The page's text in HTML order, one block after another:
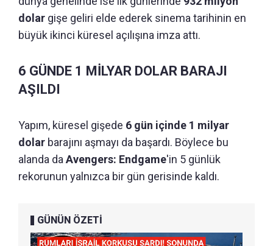
dolar gişe geliri elde ederek sinema tarihinin en
büyük ikinci küresel açılışına imza attı.
6 GÜNDE 1 MİLYAR DOLAR BARAJI
AŞILDI
Yapım, küresel gişede 6 gün içinde 1 milyar
dolar barajını aşmayı da başardı. Böylece bu
alanda da Avengers: Endgame'in 5 günlük
rekorunun yalnızca bir gün gerisinde kaldı.
GÜNÜN ÖZETİ